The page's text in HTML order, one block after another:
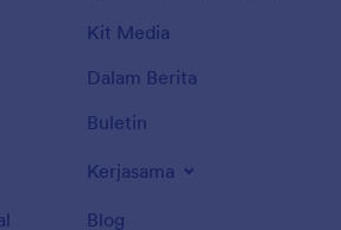
Kit Media
Dalam Berita
Buletin
Kerjasama
Blog